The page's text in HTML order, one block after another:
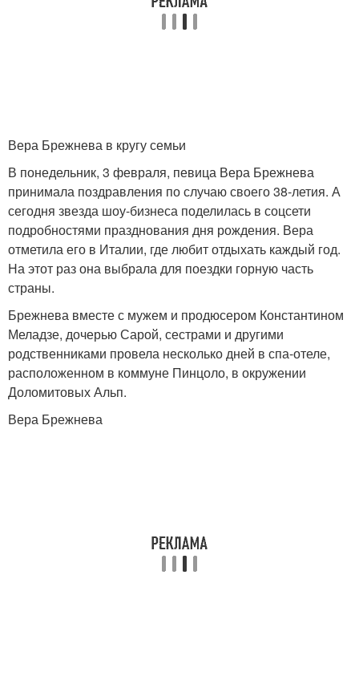
Вера Брежнева в кругу семьи
В понедельник, 3 февраля, певица Вера Брежнева
принимала поздравления по случаю своего 38-летия. А
сегодня звезда шоу-бизнеса поделилась в соцсети
подробностями празднования дня рождения. Вера
отметила его в Италии, где любит отдыхать каждый год.
На этот раз она выбрала для поездки горную часть
страны.
Брежнева вместе с мужем и продюсером Константином
Меладзе, дочерью Сарой, сестрами и другими
родственниками провела несколько дней в спа-отеле,
расположенном в коммуне Пинцоло, в окружении
Доломитовых Альп.
Вера Брежнева